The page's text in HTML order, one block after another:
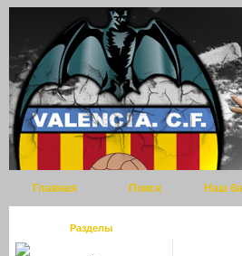
Главная Поиск Наш
Разделы